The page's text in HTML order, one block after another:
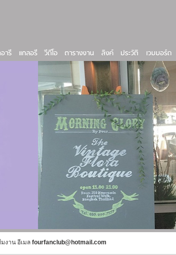
งาน อีเมล fourfanclub@hotmail.com